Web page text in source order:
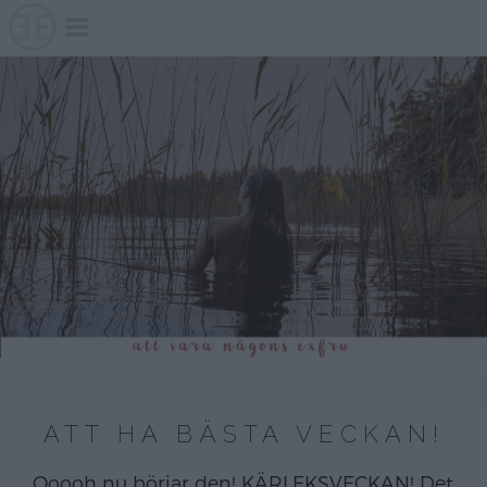
content
ATT HA BÄSTA VECKAN!